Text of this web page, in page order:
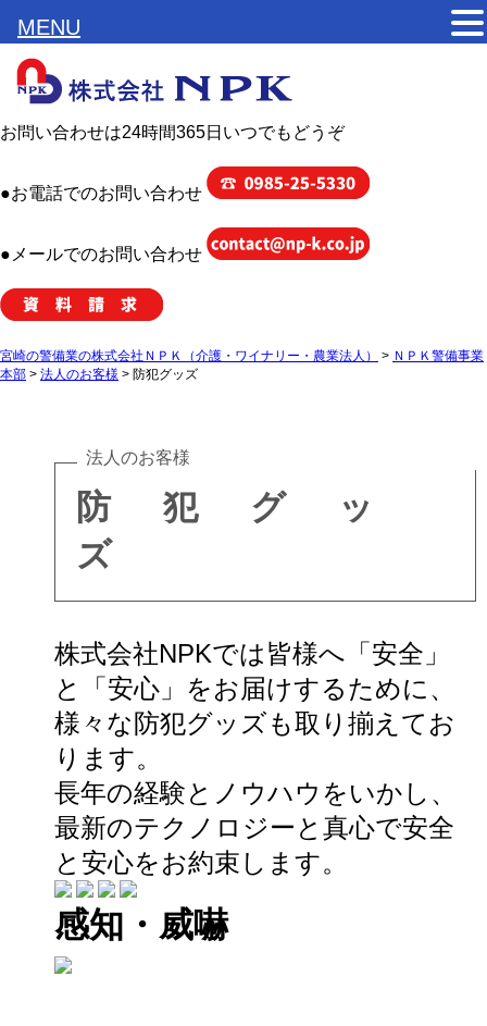
お問い合わせは24時間365日いつでもどうぞ
●お電話でのお問い合わせ
●メールでのお問い合わせ
宮崎の警備業の株式会社ＮＰＫ（介護・ワイナリー・農業法人） > ＮＰＫ警備事業
本部 > 法人のお客様 > 防犯グッズ
法人のお客様
防犯グッ
ズ
株式会社NPKでは皆様へ「安全」
と「安心」をお届けするために、
様々な防犯グッズも取り揃えてお
ります。
長年の経験とノウハウをいかし、
最新のテクノロジーと真心で安全
と安心をお約束します。
感知・威嚇
MENU